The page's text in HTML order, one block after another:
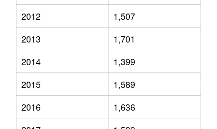
2012
1,507
2013
1,701
2014
1,399
2015
1,589
2016
1,636